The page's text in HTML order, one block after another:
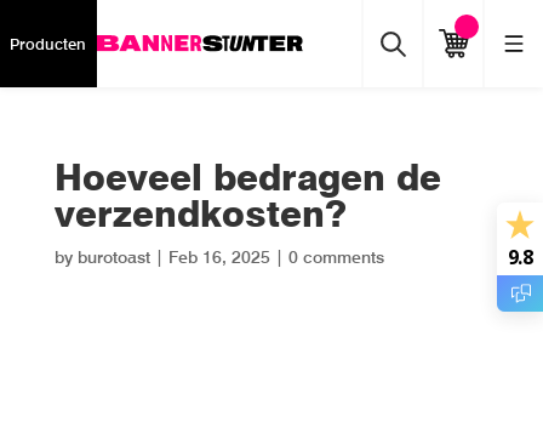
Producten
Hoeveel bedragen de
verzendkosten?
by burotoast| Feb 16, 2025| 0 comments 9.8